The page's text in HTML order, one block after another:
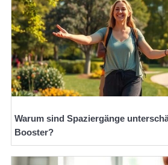
Warum sind Spaziergänge
Booster?